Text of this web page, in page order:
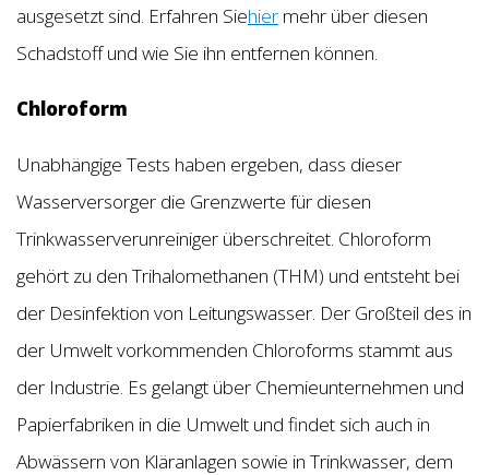
ausgesetzt sind. Erfahren Siehier mehr über diesen
Schadstoff und wie Sie ihn entfernen können.
Chloroform
Unabhängige Tests haben ergeben, dass dieser
Wasserversorger die Grenzwerte für diesen
Trinkwasserverunreiniger überschreitet. Chloroform
gehört zu den Trihalomethanen (THM) und entsteht bei
der Desinfektion von Leitungswasser. Der Großteil des in
der Umwelt vorkommenden Chloroforms stammt aus
der Industrie. Es gelangt über Chemieunternehmen und
Papierfabriken in die Umwelt und findet sich auch in
Abwässern von Kläranlagen sowie in Trinkwasser, dem